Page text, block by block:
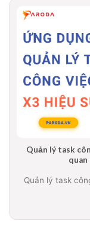
Quản lý task
Quản lý task